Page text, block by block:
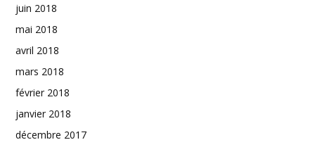
juin 2018
mai 2018
avril 2018
mars 2018
février 2018
janvier 2018
décembre 2017